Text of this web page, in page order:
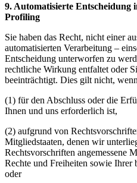
9. Automatisierte Entscheidung
Profiling
Sie haben das Recht, nicht einer
automatisierten Verarbeitung –
Entscheidung unterworfen zu
rechtliche Wirkung entfaltet oder
beeinträchtigt. Dies gilt nicht,
(1) für den Abschluss oder die
Ihnen und uns erforderlich ist,
(2) aufgrund von
Mitgliedstaaten, denen wir
Rechtsvorschriften angemessene
Rechte und Freiheiten sowie Ihrer
oder